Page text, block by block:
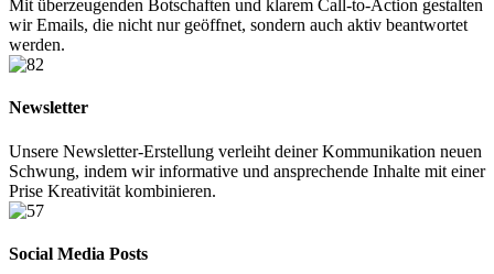
Mit überzeugenden Botschaften und klarem Call-to-Action gestalten
wir Emails, die nicht nur geöffnet, sondern auch aktiv beantwortet
werden.
Newsletter
Unsere Newsletter-Erstellung verleiht deiner Kommunikation neuen
Schwung, indem wir informative und ansprechende Inhalte mit einer
Prise Kreativität kombinieren.
Social Media Posts